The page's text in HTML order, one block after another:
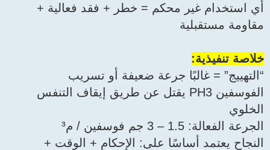
أي استخدام غير محكم = خطر + فقد فعالية +
مقاومة مستقبلية
خلاصة تنفيذية:
“التهييج” = غالبًا جرعة ضعيفة أو تسريب
الفوسفين PH3 يقتل عن طريق إيقاف التنفس
الخلوي
الجرعة الفعالة: 1.5 – 3 جم فوسفين / م³
النجاح يعتمد أساسًا على: الإحكام + الوقت +